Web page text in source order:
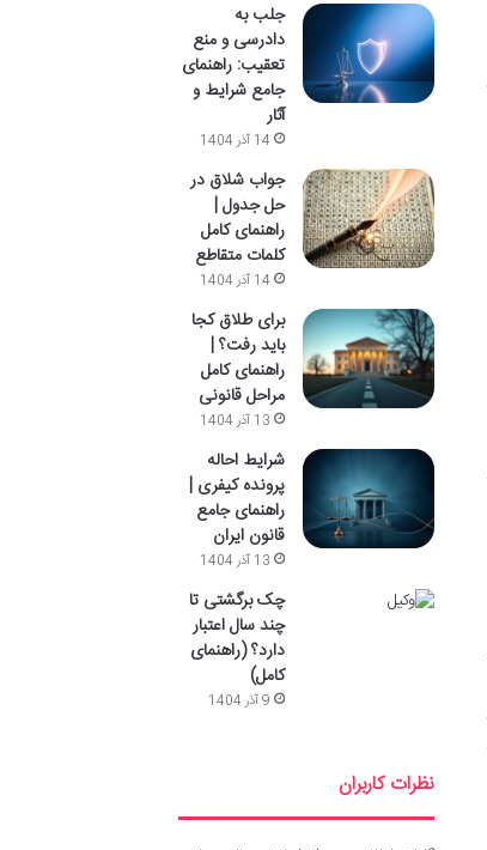
جلب به
دادرسی و منع
تعقیب: راهنمای
جامع شرایط و
آثار
14 آذر 1404
جواب شلاق در
حل جدول |
راهنمای کامل
کلمات متقاطع
14 آذر 1404
برای طلاق کجا
باید رفت؟ |
راهنمای کامل
مراحل قانونی
13 آذر 1404
شرایط احاله
پرونده کیفری |
راهنمای جامع
قانون ایران
13 آذر 1404
چک برگشتی تا
چند سال اعتبار
دارد؟ (راهنمای
کامل)
9 آذر 1404
نظرات کاربران